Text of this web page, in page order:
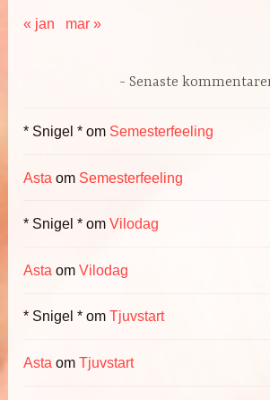
« jan mar »
Senaste
* Snigel * om Semesterfeeling
Asta om Semesterfeeling
* Snigel * omVilodag
Asta omVilodag
* Snigel * omTjuvstart
Asta omTjuvstart